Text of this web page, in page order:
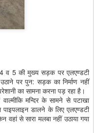
4 व 5 की मुख्य सड़क पर एलएण्डटी
पर पुन: सड़क का निर्माण नहीं
का सामना करना पड़ रहा है।
मन्दिर के सामने से पटाखा
डालने के लिए एलएण्डटी
वहां से सारा मलबा नहीं उठाया गया